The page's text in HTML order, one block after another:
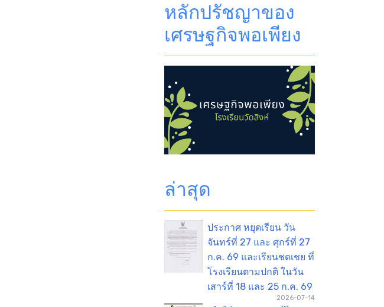
หลักปรัชญาของ
เศรษฐกิจพอเพียง
ล่าสุด
ประกาศ หยุดเรียน วัน
จันทร์ที่ 27 และ ศุกร์ที่ 27
ก.ค. 69 และเรียนชดเชย ที่
โรงเรียนตามปกติ ในวัน
เสาร์ที่ 18 และ 25 ก.ค. 69
2026-07-14